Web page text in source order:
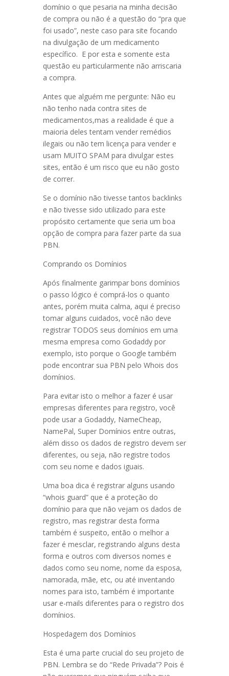
domínio o que pesaria na minha decisão
de compra ou não é a questão do “pra que
foi usado”, neste caso para site focando
na divulgação de um medicamento
específico. E por esta e somente esta
questão eu particularmente não arriscaria
a compra.
Antes que alguém me pergunte: Não eu
não tenho nada contra sites de
medicamentos,mas a realidade é que a
maioria deles tentam vender remédios
ilegais ou não tem licença para vender e
usam MUITO SPAM para divulgar estes
sites, então é um risco que eu não gosto
de correr.
Se o domínio não tivesse tantos backlinks
e não tivesse sido utilizado para este
propósito certamente que seria um boa
opção de compra para fazer parte da sua
PBN.
Comprando os Domínios
Após finalmente garimpar bons domínios
o passo lógico é comprá-los o quanto
antes, porém muita calma, aqui é preciso
tomar alguns cuidados, você não deve
registrar TODOS seus domínios em uma
mesma empresa como Godaddy por
exemplo, isto porque o Google também
pode encontrar sua PBN pelo Whois dos
domínios.
Para evitar isto o melhor a fazer é usar
empresas diferentes para registro, você
pode usar a Godaddy, NameCheap,
NamePal, Super Domínios entre outras,
além disso os dados de registro devem ser
diferentes, ou seja, não registre todos
com seu nome e dados iguais.
Uma boa dica é registrar alguns usando
“whois guard” que é a proteção do
domínio para que não vejam os dados de
registro, mas registrar desta forma
também é suspeito, então o melhor a
fazer é mesclar, registrando alguns desta
forma e outros com diversos nomes e
dados como seu nome, nome da esposa,
namorada, mãe, etc, ou até inventando
nomes para isto, também é importante
usar e-mails diferentes para o registro dos
domínios.
Hospedagem dos Domínios
Esta é uma parte crucial do seu projeto de
PBN. Lembra se do “Rede Privada”? Pois é